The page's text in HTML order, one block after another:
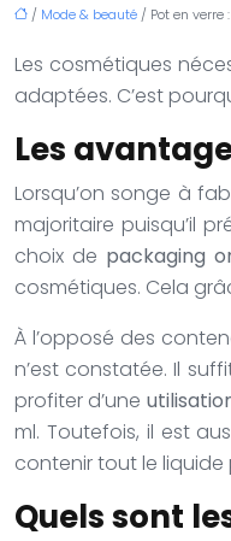
/ Mode & beauté / Pot en
Les cosmétiques
adaptées. C’est
Les
Lorsqu’on songe à
majoritaire puisqu’il
choix de packaging
cosmétiques. Cela
À l’opposé des
n’est constatée. Il
profiter d’une
ml. Toutefois, il est
contenir tout le
Quels sont